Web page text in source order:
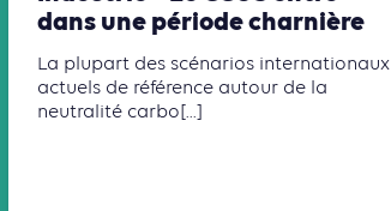
dans une période charnière
La plupart des scénarios internationaux
actuels de référence autour de la
neutralité carbo[...]